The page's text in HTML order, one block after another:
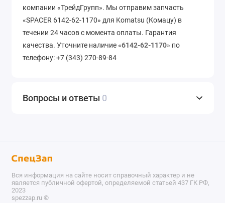
компании «ТрейдГрупп». Мы отправим запчасть
«SPACER 6142-62-1170» для Komatsu (Комацу) в
течении 24 часов с момента оплаты. Гарантия
качества. Уточните наличие «6142-62-1170» по
телефону: +7 (343) 270-89-84
Вопросы и ответы 0
Вся информация на сайте носит справочный характер и не
является публичной офертой, определяемой статьей 437 ГК РФ,
2023
spezzap.ru ©️